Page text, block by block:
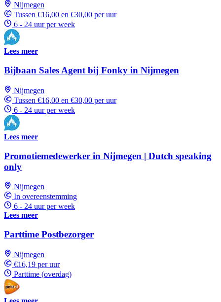
Nijmegen
Tussen €16,00 en €30,00 per uur
6 - 24 uur per week
Lees meer
Bijbaan Sales Agent bij Fonky in Nijmegen
Nijmegen
Tussen €16,00 en €30,00 per uur
6 - 24 uur per week
Lees meer
Promotiemedewerker in Nijmegen | Dutch speaking
only
Nijmegen
In overeenstemming
6 - 24 uur per week
Lees meer
Parttime Postbezorger
Nijmegen
€16,19 per uur
Parttime (overdag)